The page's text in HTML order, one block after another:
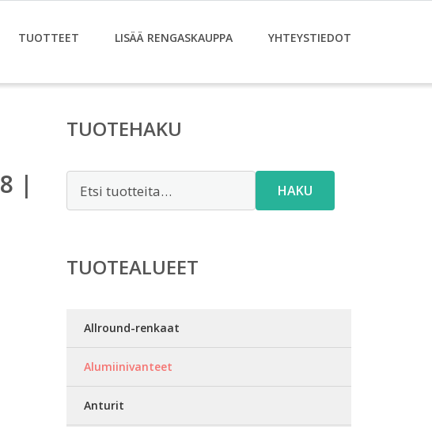
TUOTTEET LISÄÄ RENGASKAUPPA YHTEYSTIEDOT
|
TUOTEHAKU
HAKU
TUOTEALUEET
Allround-renkaat
Alumiinivanteet
Anturit